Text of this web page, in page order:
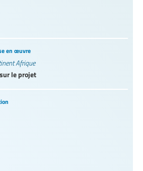
en œuvre
Afrique
le projet